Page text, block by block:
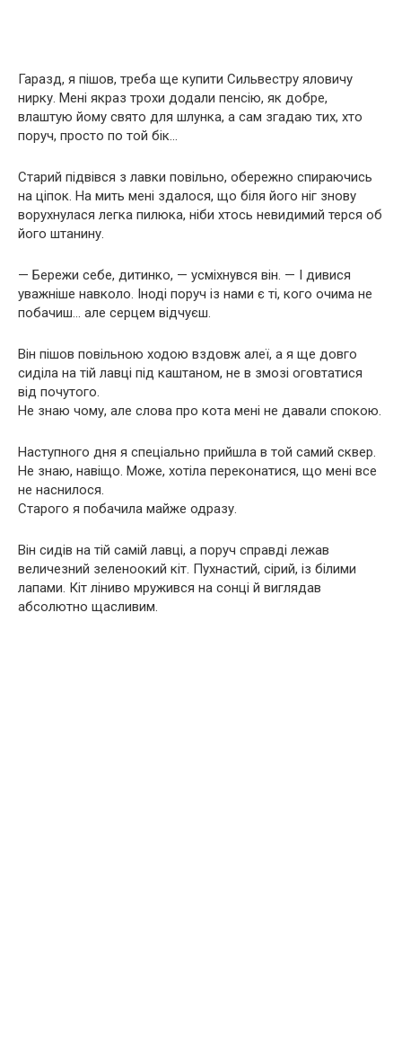
Гаразд, я пішов, треба ще купити Сильвестру яловичу
нирку. Мені якраз трохи додали пенсію, як добре,
влаштую йому свято для шлунка, а сам згадаю тих, хто
поруч, просто по той бік…
Старий підвівся з лавки повільно, обережно спираючись
на ціпок. На мить мені здалося, що біля його ніг знову
ворухнулася легка пилюка, ніби хтось невидимий терся об
його штанину.
— Бережи себе, дитинко, — усміхнувся він. — І дивися
уважніше навколо. Іноді поруч із нами є ті, кого очима не
побачиш… але серцем відчуєш.
Він пішов повільною ходою вздовж алеї, а я ще довго
сиділа на тій лавці під каштаном, не в змозі оговтатися
від почутого.
Не знаю чому, але слова про кота мені не давали спокою.
Наступного дня я спеціально прийшла в той самий сквер.
Не знаю, навіщо. Може, хотіла переконатися, що мені все
не наснилося.
Старого я побачила майже одразу.
Він сидів на тій самій лавці, а поруч справді лежав
величезний зеленоокий кіт. Пухнастий, сірий, із білими
лапами. Кіт ліниво мружився на сонці й виглядав
абсолютно щасливим.